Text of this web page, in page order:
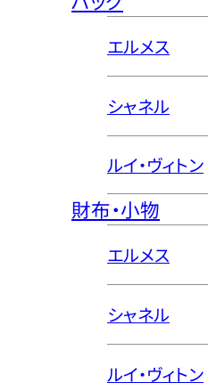
エルメス
シャネル
ルイ・ヴィトン
財布・小物
エルメス
シャネル
ルイ・ヴィトン